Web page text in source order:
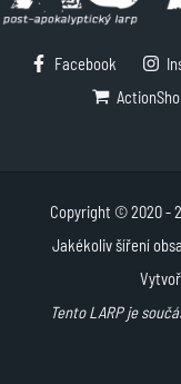
Facebook
Copyright © 2020 -
Jakékoliv šíření
Tento LARP je